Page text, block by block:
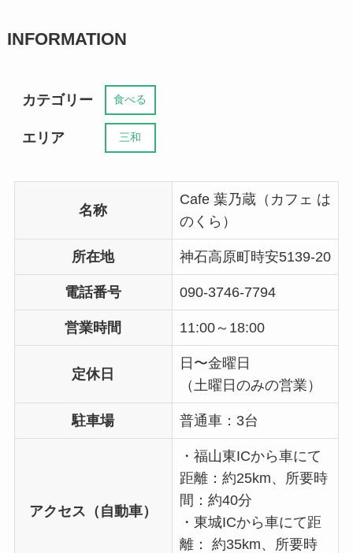
INFORMATION
カテゴリー 食べる
エリア 三和
名称
Cafe 葉乃蔵（カフェ は
のくら）
所在地 神石高原町時安5139-20
電話番号 090-3746-7794
営業時間 11:00～18:00
定休日
日〜金曜日
（土曜日のみの営業）
駐車場 普通車：3台
アクセス（自動車）
・福山東ICから車にて
距離：約25km、所要時
間：約40分
・東城ICから車にて距
離： 約35km、所要時